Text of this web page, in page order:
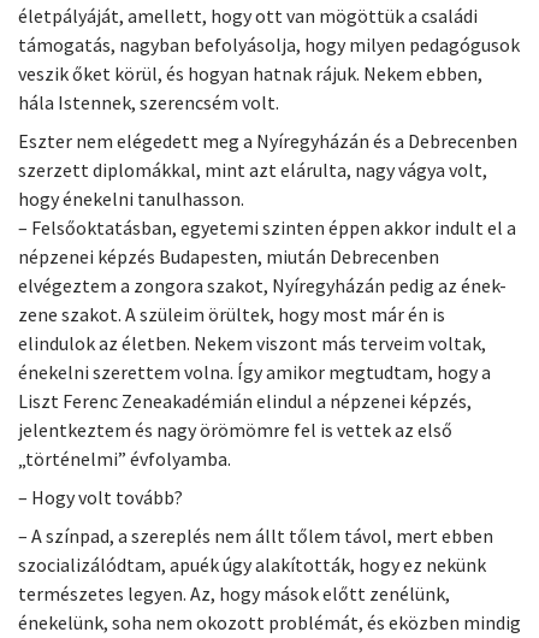
életpályáját, amellett, hogy ott van mögöttük a családi
támogatás, nagyban befolyásolja, hogy milyen pedagógusok
veszik őket körül, és hogyan hatnak rájuk. Nekem ebben,
hála Istennek, szerencsém volt.
Eszter nem elégedett meg a Nyíregyházán és a Debrecenben
szerzett diplomákkal, mint azt elárulta, nagy vágya volt,
hogy énekelni tanulhasson.
– Felsőoktatásban, egyetemi szinten éppen akkor indult el a
népzenei képzés Budapesten, miután Debrecenben
elvégeztem a zongora szakot, Nyíregyházán pedig az ének-
zene szakot. A szüleim örültek, hogy most már én is
elindulok az életben. Nekem viszont más terveim voltak,
énekelni szerettem volna. Így amikor megtudtam, hogy a
Liszt Ferenc Zeneakadémián elindul a népzenei képzés,
jelentkeztem és nagy örömömre fel is vettek az első
„történelmi” évfolyamba.
– Hogy volt tovább?
– A színpad, a szereplés nem állt tőlem távol, mert ebben
szocializálódtam, apuék úgy alakították, hogy ez nekünk
természetes legyen. Az, hogy mások előtt zenélünk,
énekelünk, soha nem okozott problémát, és eközben mindig